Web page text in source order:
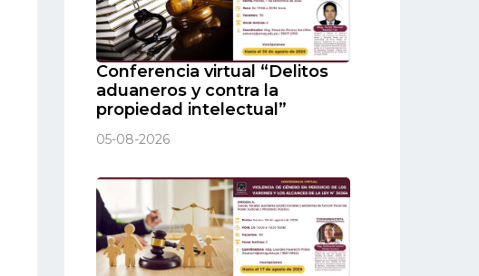
Conferencia virtual “Delitos
aduaneros y contra la
propiedad intelectual”
05-08-2026